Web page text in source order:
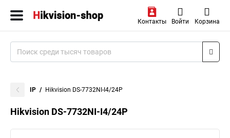
Контакты Войти Корзина
IP Hikvision DS-7732NI-I4/24P
Hikvision DS-7732NI-I4/24P